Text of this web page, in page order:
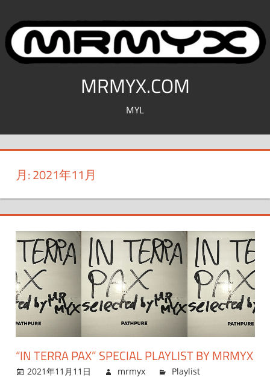
テ
ッ
MRMYX.COM
MYL
月:2021年11月
“IN TERRA PAX” SPECIAL PLAYLIST BY MRMYX
2021年11月11日 mrmyx Playlist